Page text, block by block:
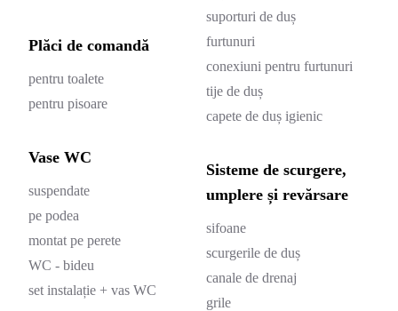
Plăci de comandă
pentru toalete
pentru pisoare
Vase WC
suspendate
pe podea
montat pe perete
WC - bideu
set instalație + vas WC
suporturi de duș
furtunuri
conexiuni pentru furtunuri
tije de duș
capete de duș igienic
Sisteme de scurgere,
umplere și revărsare
sifoane
scurgerile de duș
canale de drenaj
grile